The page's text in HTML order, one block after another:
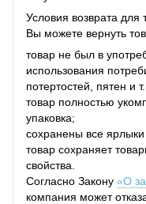
Условия возврата для
Вы можете вернуть
товар не был в
использования
потертостей, пятен и
товар полностью
упаковка;
сохранены все
товар сохраняет
свойства.
Согласно Закону «О
компания может